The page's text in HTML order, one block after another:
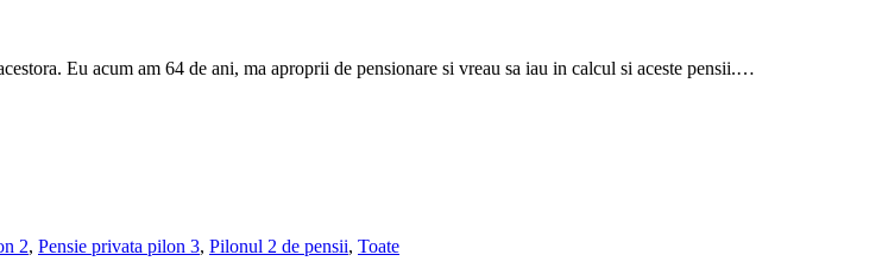
Eu acum am 64 de ani, ma aproprii de pensionare si vreau sa iau in calcul si aceste pensii.…
2, Pensie privata pilon 3, Pilonul 2 de pensii, Toate